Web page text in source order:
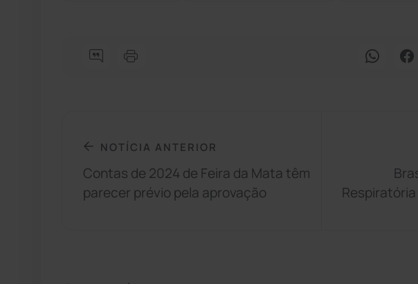
NOTÍCIA ANTERIOR
Contas de 2024 de Feira da Mata têm
parecer prévio pela aprovação